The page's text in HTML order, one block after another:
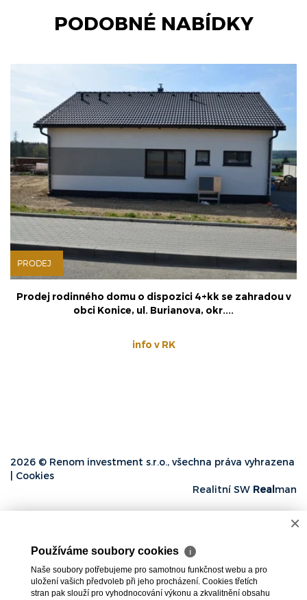
PODOBNÉ NABÍDKY
PRODEJ
Prodej rodinného domu 6+1 se zahradou v obci Bělkovice
– Lašťany, okr. Olomouc.
13 700 000 Kč
2026 © Renom investment s.r.o., všechna práva vyhrazena
Cookies
Realitní SW Realman
×
Používáme soubory cookies ℹ
Naše soubory potřebujeme pro samotnou funkčnost webu a pro
uložení vašich předvoleb při jeho procházení. Cookies třetích
stran pak slouží pro vyhodnocování výkonu a zkvalitnění obsahu